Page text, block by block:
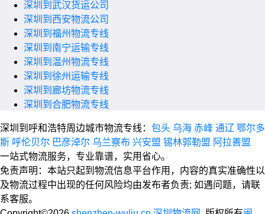
深圳到武汉货运公司
深圳到西安物流公司
深圳到福州物流专线
深圳到南宁运输专线
深圳到温州物流专线
深圳到徐州运输专线
深圳到廊坊物流专线
深圳到合肥物流专线
深圳到呼和浩特周边城市物流专线： 包头 乌海 赤峰 通辽 鄂尔多
斯 呼伦贝尔 巴彦淖尔 乌兰察布 兴安盟 锡林郭勒盟 阿拉善盟
一站式物流服务，专业靠谱，实用省心。
免责声明：本站只起到物流信息平台作用，内容的真实准确性以
及物流过程中出现的任何风险均由发布者负责; 如遇问题，请联
系客服。